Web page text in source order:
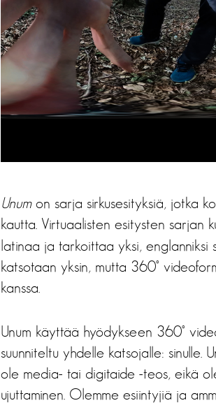
Unumon sarja sirkusesityksiä, jotka
kautta. Virtuaalisten esitysten sarjan
latinaa ja tarkoittaa yksi, englanniksi
katsotaan yksin, mutta 360°
kanssa.
Unum käyttää hyödykseen 360°
suunniteltu yhdelle katsojalle: sinulle.
ole media- tai digitaide -teos, eikä
ujuttaminen. Olemme esiintyjiä ja